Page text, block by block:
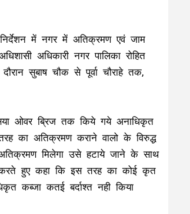
में नगर में अतिक्रमण एवं जाम
अधिकारी नगर पालिका रोहित
सुबाष चौक से पूर्वा चौराहे तक,
ओवर ब्रिज तक किये गये अनाधिकृत
का अतिक्रमण कराने वालो के विरुद्ध
मिलेगा उसे हटाये जाने के साथ
करते हुए कहा कि इस तरह का कोई कृत
कब्जा कतई बर्दाश्त नही किया